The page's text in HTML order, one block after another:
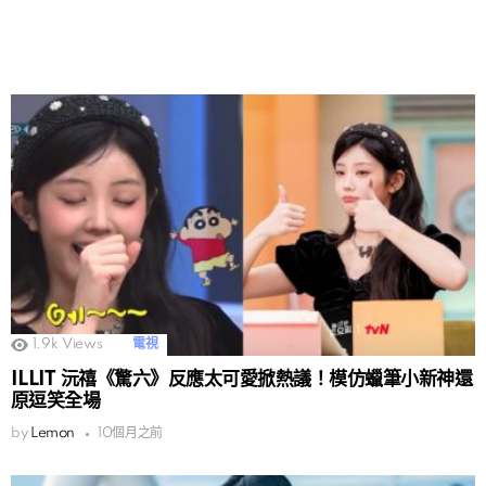
1.9k Views 電視
ILLIT 沅禧《驚六》反應太可愛掀熱議！模仿蠟筆小新神還
原逗笑全場
by Lemon 10個月之前